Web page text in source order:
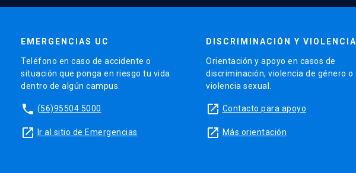
EMERGENCIAS UC
Teléfono en caso de accidente o
situación que ponga en riesgo tu vida
dentro de algún campus.
phone (56)95504 5000
launch Ir al sitio de Emergencias
DISCRIMINACIÓN Y VIOLENCIA
Orientación y apoyo en casos de
discriminación, violencia de género o
violencia sexual.
launch Contacto para apoyo
launch Más orientación